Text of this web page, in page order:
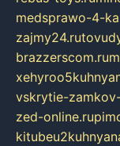
medsprawo-4-
zajmy24.ru
brazzerscom.ru
vskrytie-
zed-online.ru